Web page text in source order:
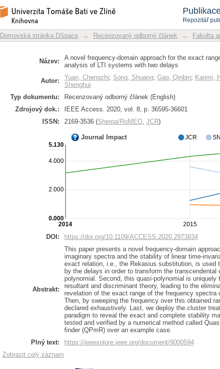
Repozitář
A novel frequency-domain approach
the stability analysis of LTI systems
Repozitář DSpace/Manakin
Domovská stránka DSpace → Recenzovaný odborný článek → Fakulta
Název:
A novel frequency-domain approach for the exact
analysis of LTI systems with two delays
Autor: Yuan, Chengzhi; Song, Shuang; Gao, Qinbin; Karimi,
Shenghui
Typ dokumentu:
Recenzovaný odborný článek (English)
Zdrojový dok.:
IEEE Access. 2020, vol. 8, p. 36595-36601
ISSN:
2169-3536 (Sherpa/RoMEO, JCR)
Journal Impact
2015
2014
2.000
4.000
0.000
5.130
JCR
DOI: https://doi.org/10.1109/ACCESS.2020.2973834
Abstrakt:
This paper presents a novel frequency-domain
imaginary spectra and the stability of linear time-
exact relation, i.e., the Rekasius substitution, is used
by the delays in order to transform the
polynomial. Second, this quasi-polynomial is uniquely
resultant and discriminant theory, leading to the
revelation of the exact range of the frequency
Then, by sweeping the frequency over this obtained
declared exhaustively. Last, we deploy the cluster
paradigm to reveal the exact and complete stability
tested and verified by a numerical method called
finder (QPmR) over an example case.
Plný text:
https://ieeexplore.ieee.org/document/9000594
Zobrazit celý záznam